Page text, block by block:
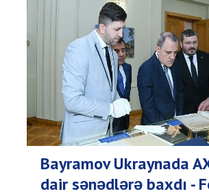
Bayramov Ukraynada
dair sənədlərə baxdı -